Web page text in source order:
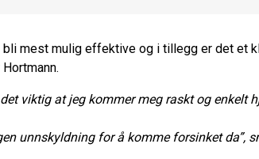
bli mest mulig effektive og i tillegg er det et
viktig at jeg kommer meg raskt og enkelt
unnskyldning for å komme forsinket da”,